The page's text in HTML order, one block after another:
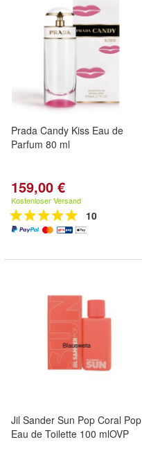
Prada Candy Kiss Eau de
Parfum 80 ml
159,00 €
Kostenloser Versand
10
Jil Sander Sun Pop Coral Pop
Eau de Toilette 100 mlOVP